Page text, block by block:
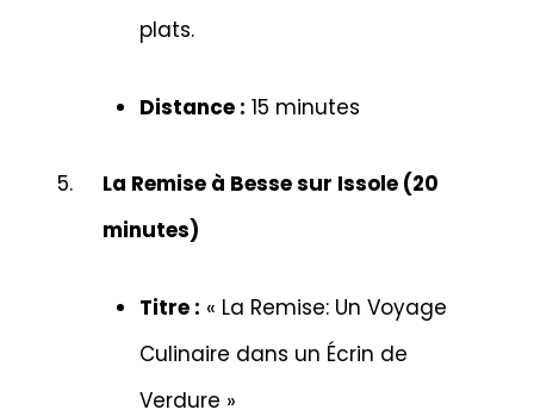
plats.
Distance : 15 minutes
La Remise à Besse sur Issole (20
minutes)
Titre : « La Remise: Un Voyage
Culinaire dans un Écrin de
Verdure »